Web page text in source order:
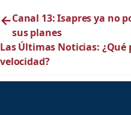
←Canal 13: Isapres ya no
sus planes
Las Últimas Noticias:
velocidad?